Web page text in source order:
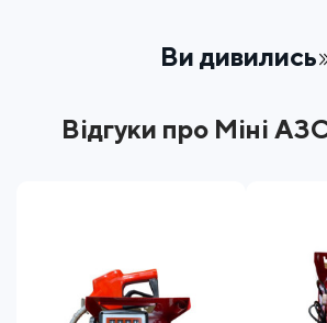
Ви дивились
Відгуки про Міні